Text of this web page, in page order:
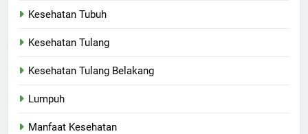
Kesehatan Tubuh
Kesehatan Tulang
Kesehatan Tulang Belakang
Lumpuh
Manfaat Kesehatan